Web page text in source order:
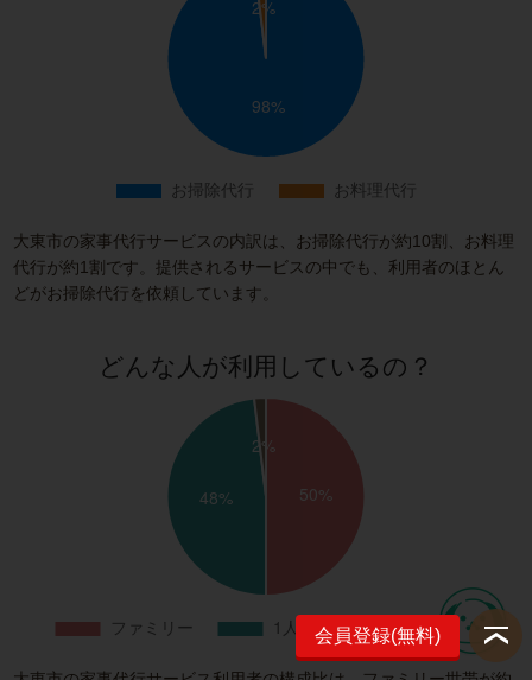
大東市の家事代行サービスの内訳は、お掃除代行が約10割、お料理
代行が約1割です。提供されるサービスの中でも、利用者のほとん
どがお掃除代行を依頼しています。
どんな人が利用しているの？
会員登録(無料)